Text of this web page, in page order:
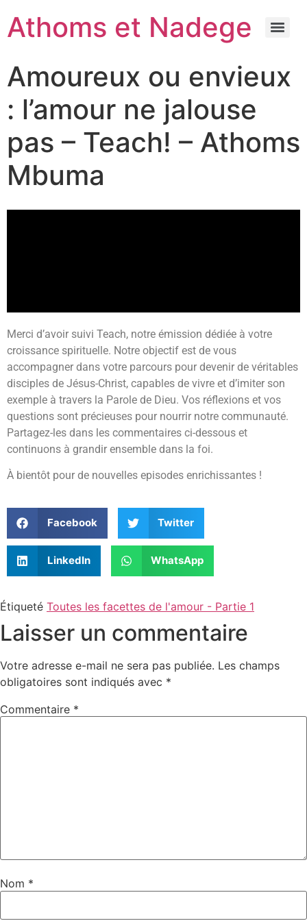
Athoms et Nadege
Amoureux ou envieux
: l’amour ne jalouse
pas – Teach! – Athoms
Mbuma
Merci d’avoir suivi Teach, notre émission dédiée à votre
croissance spirituelle. Notre objectif est de vous
accompagner dans votre parcours pour devenir de véritables
disciples de Jésus-Christ, capables de vivre et d’imiter son
exemple à travers la Parole de Dieu. Vos réflexions et vos
questions sont précieuses pour nourrir notre communauté.
Partagez-les dans les commentaires ci-dessous et
continuons à grandir ensemble dans la foi.
À bientôt pour de nouvelles episodes enrichissantes !
Facebook Twitter
LinkedIn WhatsApp
Étiqueté Toutes les facettes de l'amour - Partie 1
Laisser un commentaire
Votre adresse e-mail ne sera pas publiée. Les champs
obligatoires sont indiqués avec *
Commentaire *
Nom *